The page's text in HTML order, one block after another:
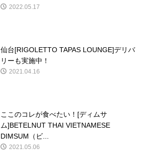
2022.05.17
仙台[RIGOLETTO TAPAS LOUNGE]デリバ
リーも実施中！
2021.04.16
ここのコレが食べたい！[ディムサ
ム]BETELNUT THAI VIETNAMESE
DIMSUM（ビ...
2021.05.06